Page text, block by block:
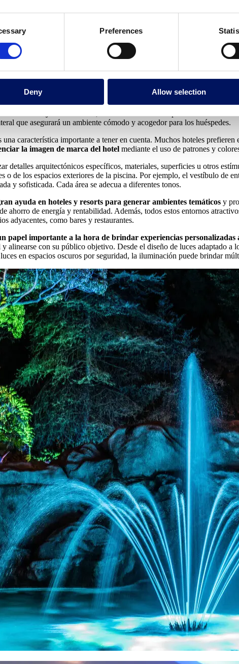
Preferences
Deny Allow selection
son un elemento central para garantizar un y la
o los espectáculos acuáticos
, la iluminación correcta puede
de marca del hotel y convertir las fuentes en experiencias únicas
un poderoso aliado. Pueden utilizar una gama cromática, crear
la llamada
, también tiene un efecto potencial
técnica y la decorativa
, donde esta última complementa el estilo
que asegurará un ambiente cómodo y acogedor para los huéspedes.
característica importante a tener en cuenta. Muchos hoteles
la imagen de marca del hotel mediante el uso de patrones y
detalles arquitectónicos específicos, materiales, superficies u otros
o de los espacios exteriores de la piscina. Por ejemplo, el vestíbulo de
y sofisticada. Cada área se adecua a diferentes tonos.
ayuda en hoteles y resorts para generar ambientes temáticos y
ahorro de energía y rentabilidad. Además, todos estos entornos
adyacentes, como bares y restaurantes.
papel importante a la hora de brindar experiencias personalizadas
con su público objetivo. Desde el diseño de luces adaptado a
en espacios oscuros por seguridad, la iluminación puede brindar